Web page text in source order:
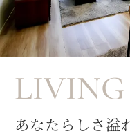
あなたらしさ溢